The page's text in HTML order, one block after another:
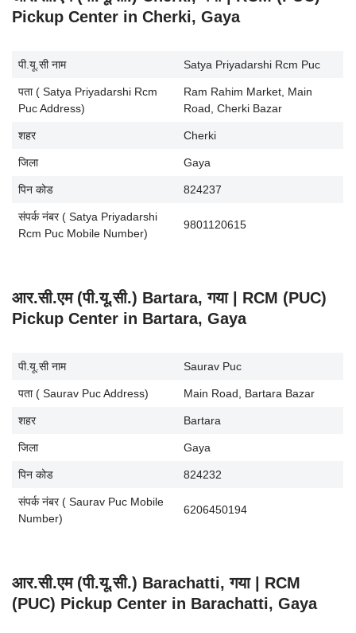
Pickup Center in Cherki, Gaya
पी.यू.सी नाम Satya Priyadarshi Rcm Puc
पता ( Satya Priyadarshi Rcm
Puc Address)
Ram Rahim Market, Main
Road, Cherki Bazar
शहर Cherki
जिला Gaya
पिन कोड 824237
संपर्क नंबर ( Satya Priyadarshi
Rcm Puc Mobile Number)
9801120615
आर.सी.एम (पी.यू.सी.) Bartara, गया | RCM (PUC)
Pickup Center in Bartara, Gaya
पी.यू.सी नाम Saurav Puc
पता ( Saurav Puc Address) Main Road, Bartara Bazar
शहर Bartara
जिला Gaya
पिन कोड 824232
संपर्क नंबर ( Saurav Puc Mobile
Number)
6206450194
आर.सी.एम (पी.यू.सी.) Barachatti, गया | RCM
(PUC) Pickup Center in Barachatti, Gaya